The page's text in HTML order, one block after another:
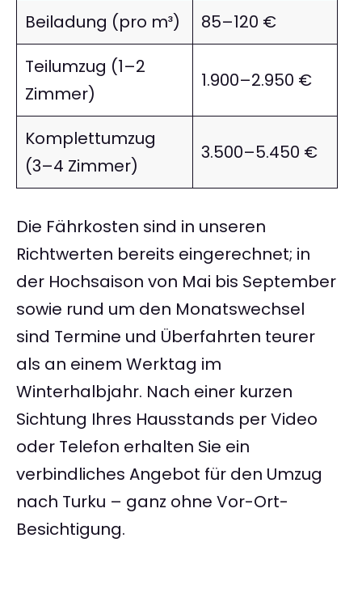
Beiladung (pro m³)
85–120 €
Teilumzug (1–2
Zimmer)
1.900–2.950 €
Komplettumzug
(3–4 Zimmer)
3.500–5.450 €
Die Fährkosten sind in unseren
Richtwerten bereits eingerechnet; in
der Hochsaison von Mai bis September
sowie rund um den Monatswechsel
sind Termine und Überfahrten teurer
als an einem Werktag im
Winterhalbjahr. Nach einer kurzen
Sichtung Ihres Hausstands per Video
oder Telefon erhalten Sie ein
verbindliches Angebot für den Umzug
nach Turku – ganz ohne Vor-Ort-
Besichtigung.